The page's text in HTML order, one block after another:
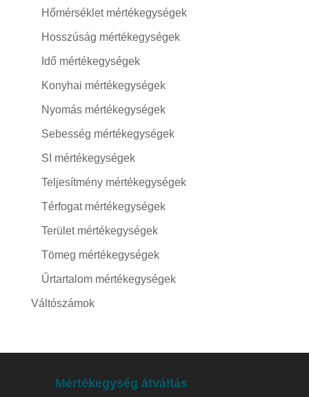
Hőmérséklet mértékegységek
Hosszúság mértékegységek
Idő mértékegységek
Konyhai mértékegységek
Nyomás mértékegységek
Sebesség mértékegységek
SI mértékegységek
Teljesítmény mértékegységek
Térfogat mértékegységek
Terület mértékegységek
Tömeg mértékegységek
Űrtartalom mértékegységek
Váltószámok
Mértékegység átváltás